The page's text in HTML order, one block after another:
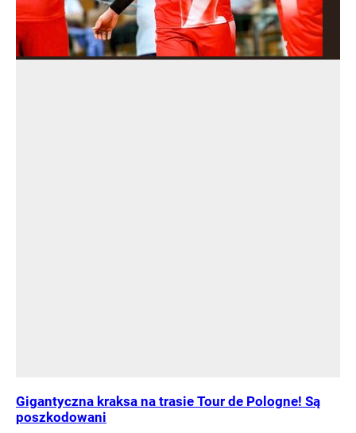
Gigantyczna kraksa na trasie Tour de Pologne! Są
poszkodowani